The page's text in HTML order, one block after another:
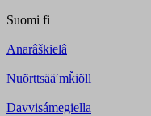
Suomi fi
Anarâškielâ
Nuõrttsääʹmǩiõll
Davvisámegiella